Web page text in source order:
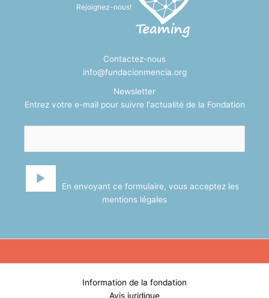
Rejoignez-nous!
Contactez-nous
info@fundacionmencia.org
Newsletter
Entrez votre e-mail pour suivre l'actualité de la Fondation
En envoyant ce formulaire, vous acceptez les
mentions légales
Information de la fondation
Avis juridique